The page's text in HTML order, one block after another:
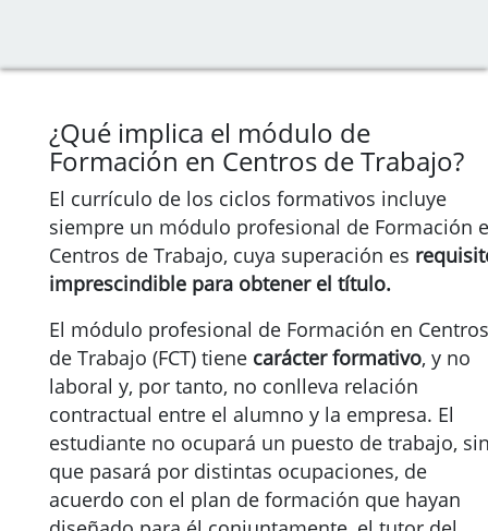
¿Qué implica el módulo de
Formación en Centros de Trabajo?
El currículo de los ciclos formativos incluye
siempre un módulo profesional de Formación
Centros de Trabajo, cuya superación es
imprescindible para obtener el título.
El módulo profesional de Formación en Centros
de Trabajo (FCT) tiene carácter formativo, y no
laboral y, por tanto, no conlleva relación
contractual entre el alumno y la empresa. El
estudiante no ocupará un puesto de trabajo,
que pasará por distintas ocupaciones, de
acuerdo con el plan de formación que hayan